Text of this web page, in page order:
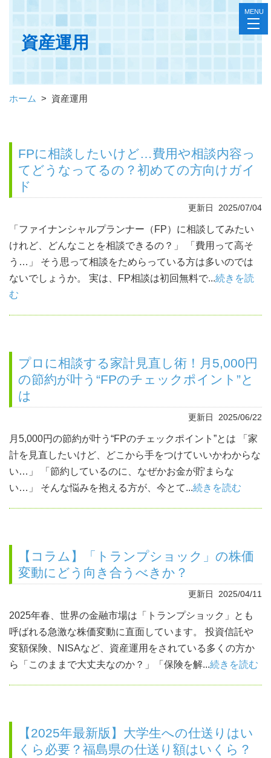
資産運用
ホーム > 資産運用
FPに相談したいけど…費用や相談内容っ
てどうなってるの？初めての方向けガイ
ド
更新日 2025/07/04
「ファイナンシャルプランナー（FP）に相談してみたい
けれど、どんなことを相談できるの？」 「費用って高そ
う…」 そう思って相談をためらっている方は多いのでは
ないでしょうか。 実は、FP相談は初回無料で...続きを読
む
プロに相談する家計見直し術！月5,000円
の節約が叶う“FPのチェックポイント”と
は
更新日 2025/06/22
月5,000円の節約が叶う“FPのチェックポイント”とは 「家
計を見直したいけど、どこから手をつけていいかわからな
い…」 「節約しているのに、なぜかお金が貯まらな
い…」 そんな悩みを抱える方が、今とて...続きを読む
【コラム】「トランプショック」の株価
変動にどう向き合うべきか？
更新日 2025/04/11
2025年春、世界の金融市場は「トランプショック」とも
呼ばれる急激な株価変動に直面しています。 投資信託や
変額保険、NISAなど、資産運用をされている多くの方か
ら「このままで大丈夫なのか？」「保険を解...続きを読む
【2025年最新版】大学生への仕送りはい
くら必要？福島県の仕送り額はいくら？
MENU